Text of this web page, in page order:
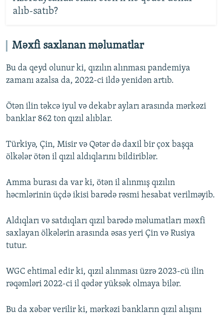
alıb-satıb?
Məxfi saxlanan məlumatlar
Bu da qeyd olunur ki, qızılın alınması pandemiya
zamanı azalsa da, 2022-ci ildə yenidən artıb.
Ötən ilin təkcə iyul və dekabr ayları arasında mərkəzi
banklar 862 ton qızıl alıblar.
Türkiyə, Çin, Misir və Qətər də daxil bir çox başqa
ölkələr ötən il qızıl aldıqlarını bildiriblər.
Amma burası da var ki, ötən il alınmış qızılın
həcmlərinin üçdə ikisi barədə rəsmi hesabat verilməyib.
Aldıqları və satdıqları qızıl barədə məlumatları məxfi
saxlayan ölkələrin arasında əsas yeri Çin və Rusiya
tutur.
WGC ehtimal edir ki, qızıl alınması üzrə 2023-cü ilin
rəqəmləri 2022-ci il qədər yüksək olmaya bilər.
Bu da xəbər verilir ki, mərkəzi bankların qızıl alışını